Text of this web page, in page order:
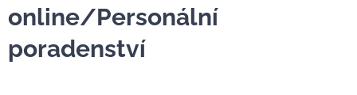
online/Personální
poradenství